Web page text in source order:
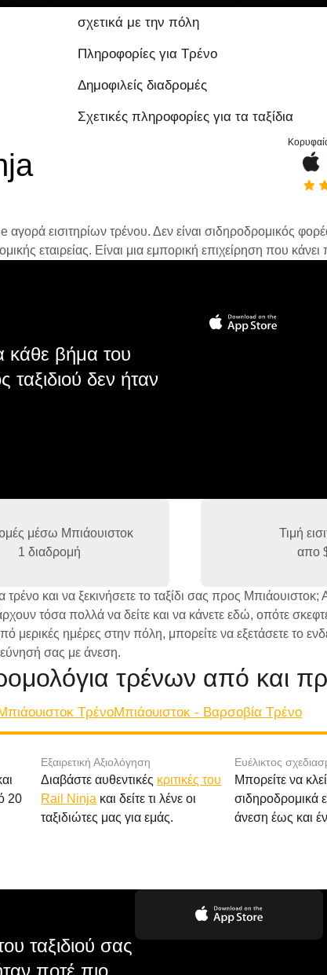
σχετικά με την πόλη
Πληροφορίες για Τρένο
Δημοφιλείς διαδρομές
Σχετικές πληροφορίες για τα ταξίδια
εισιτηρίων τρένου. Δεν είναι σιδηροδρομικός
εταιρείας. Είναι μια εμπορική επιχείρηση που
κάθε βήμα του
δεν ήταν
μέσω Μπιάουιστοκ
1 διαδρομή
Τιμή
απο
και να ξεκινήσετε το ταξίδι σας προς
τόσα πολλά να δείτε και να κάνετε εδώ, οπότε
ημέρες στην πόλη, μπορείτε να εξετάσετε το
σας με άνεση.
τρένων από και
TρένοΜπιάουιστοκ - Βαρσοβία Tρένο
20
Εξαιρετική Αξιολόγηση
Διαβάστε αυθεντικές κριτικές του
Rail Ninja και δείτε τι λένε οι
ταξιδιώτες μας για εμάς.
Ευέλικτος
Μπορείτε να
σιδηροδρομικά
άνεση έως και
ταξιδιού σας
ποτέ πιο